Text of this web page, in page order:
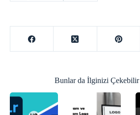
Bunlar da İlginizi Çekebilir